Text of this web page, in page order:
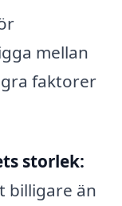
mellan
faktorer
storlek:
billigare än